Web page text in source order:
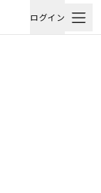
ログイン